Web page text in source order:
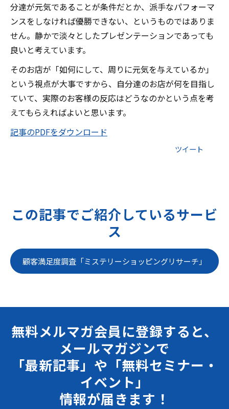
分達が元気であることが条件だとか、派手なパフォーマ
ンスをしなければ優勝できない、というものではありま
せん。静かで淡々としたプレゼンテーションであっても
良いと考えています。
そのお店が「如何にして、周りに元気を与えているか」
という視点が大事ですから、自分達のお店が何を目指し
ていて、実際のお客様の反応はどうなのかという点を考
えてもらえればよいと思います。
記事のPDFをダウンロード
ツイート
この記事でご紹介しているサービ
ス
顧客満足度調査「ミステリーショッピングリサーチ」
無料メルマガ会員に登録すると、
メールマガジンで
「最新記事」や「無料セミナー・
イベント」
情報が届きます！